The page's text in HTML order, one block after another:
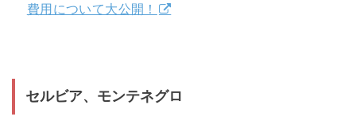
費用について大公開！
セルビア、モンテネグロ